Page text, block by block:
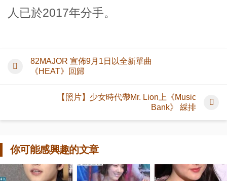
人已於2017年分手。
82MAJOR 宣佈9月1日以全新單曲
《HEAT》回歸
【照片】少女時代帶Mr. Lion上《Music
Bank》 綵排
你可能感興趣的文章